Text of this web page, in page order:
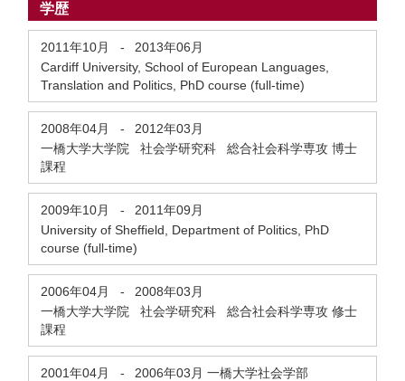
学歴
2011年10月 -
2013年06月
Cardiff University, School of European Languages,
Translation and Politics, PhD course (full-time)
2008年04月 -
2012年03月
一橋大学大学院 社会学研究科 総合社会科学専攻 博士
課程
2009年10月 -
2011年09月
University of Sheffield, Department of Politics, PhD
course (full-time)
2006年04月 -
2008年03月
一橋大学大学院 社会学研究科 総合社会科学専攻 修士
課程
2001年04月 - 2006年03月 一橋大学社会学部